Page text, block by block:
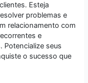
Esteja
problemas e
relacionamento com
e
Potencialize seus
o sucesso que